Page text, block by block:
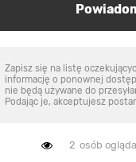
Zapisz się na listę
informację o ponownej
nie będą używane do
Podając je, akceptujesz
2 osób